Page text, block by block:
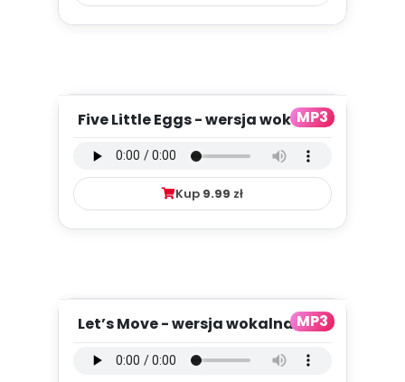
MP3
Five Little Eggs - wersja wokalna
Kup 9.99 zł
MP3
Let’s Move - wersja wokalna (PD,